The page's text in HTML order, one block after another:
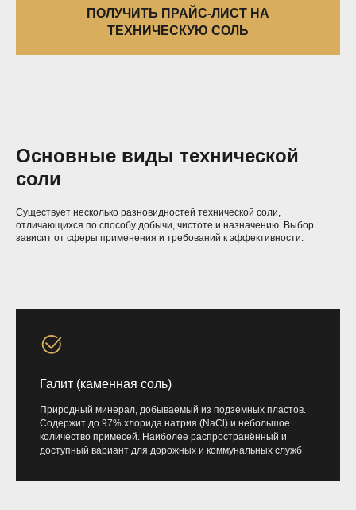
ПОЛУЧИТЬ ПРАЙС-ЛИСТ НА
ТЕХНИЧЕСКУЮ СОЛЬ
Основные виды технической
соли
Существует несколько разновидностей технической соли,
отличающихся по способу добычи, чистоте и назначению. Выбор
зависит от сферы применения и требований к эффективности.
Галит (каменная соль)
Природный минерал, добываемый из подземных пластов.
Содержит до 97% хлорида натрия (NaCl) и небольшое
количество примесей. Наиболее распространённый и
доступный вариант для дорожных и коммунальных служб